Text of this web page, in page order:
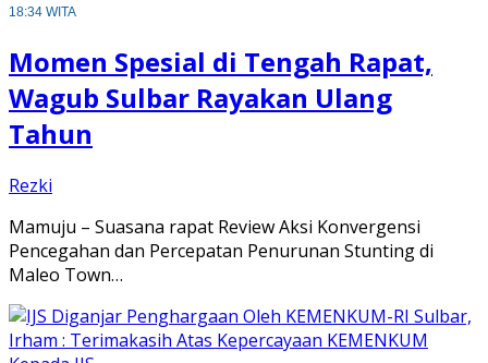
18:34 WITA
Momen Spesial di Tengah Rapat,
Wagub Sulbar Rayakan Ulang
Tahun
Rezki
Mamuju – Suasana rapat Review Aksi Konvergensi
Pencegahan dan Percepatan Penurunan Stunting di
Maleo Town…